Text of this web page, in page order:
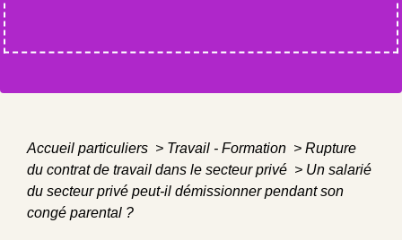
Accueil particuliers > Travail - Formation > Rupture
du contrat de travail dans le secteur privé > Un salarié
du secteur privé peut-il démissionner pendant son
congé parental ?